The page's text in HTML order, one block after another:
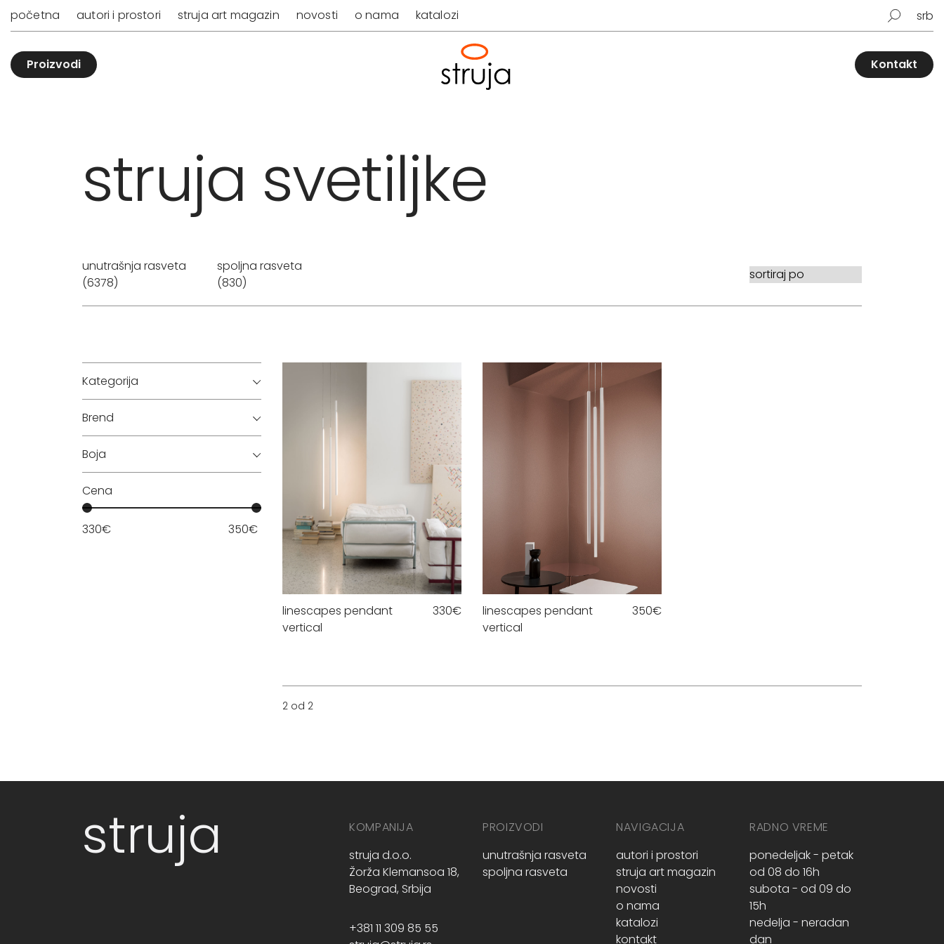
početna autori i prostori struja art magazin novosti o nama katalozi srb
Proizvodi Kontakt
struja svetiljke
unutrašnja rasveta
(6378)
spoljna rasveta
(830)
Kategorija
Brend
Boja
Cena
330€ 350€
linescapes pendant
vertical
330€
linescapes pendant
vertical
350€
2 od 2
struja
KOMPANIJA
struja d.o.o.
Žorža Klemansoa 18,
Beograd, Srbija
+381 11 309 85 55
PROIZVODI
unutrašnja rasveta
spoljna rasveta
NAVIGACIJA
autori i prostori
struja art magazin
novosti
o nama
katalozi
kontakt
RADNO VREME
ponedeljak - petak
od 08 do 16h
subota - od 09 do
15h
nedelja - neradan
dan